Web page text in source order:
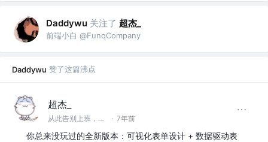
Daddywu 关注了 超杰_
前端小白 @FunqCompany
Daddywu 赞了这篇沸点
超杰_
从此告别上班，开始新的人生 · 7年前
你总来没玩过的全新版本：可视化表单设计 + 数据驱动表